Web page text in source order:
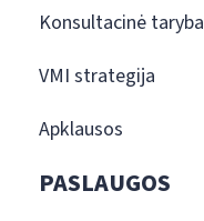
Konsultacinė taryba
VMI strategija
Apklausos
PASLAUGOS